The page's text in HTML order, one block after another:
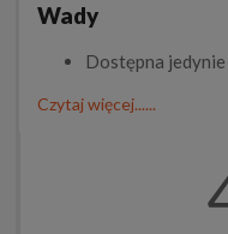
Wady
Dostępna
Czytaj więcej......